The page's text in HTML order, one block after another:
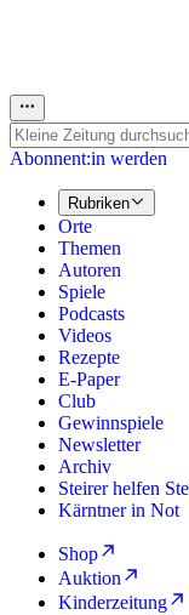
Abonnent:in werden
Rubriken
Orte
Themen
Autoren
Spiele
Podcasts
Videos
Rezepte
E-Paper
Club
Gewinnspiele
Newsletter
Archiv
Steirer helfen
Kärntner in Not
Shop
Auktion
Kinderzeitung